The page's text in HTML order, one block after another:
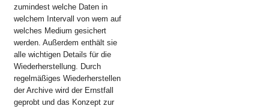
zumindest welche Daten in
welchem Intervall von wem auf
welches Medium gesichert
werden. Außerdem enthält sie
alle wichtigen Details für die
Wiederherstellung. Durch
regelmäßiges Wiederherstellen
der Archive wird der Ernstfall
geprobt und das Konzept zur